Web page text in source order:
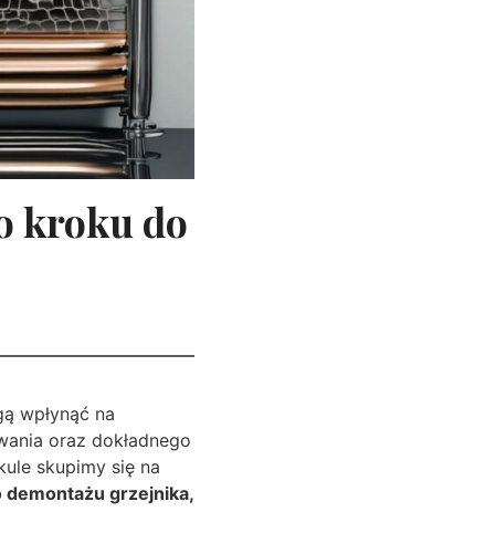
kroku do
wpłynąć na
oraz dokładnego
skupimy się na
grzejnika,